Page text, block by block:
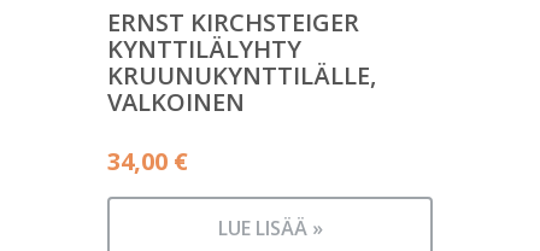
ERNST KIRCHSTEIGER
KYNTTILÄLYHTY
KRUUNUKYNTTILÄLLE,
VALKOINEN
34,00 €
LUE LISÄÄ »